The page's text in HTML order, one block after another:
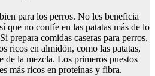
para los perros. No les beneficia
que no confíe en las patatas más de lo
prepara comidas caseras para perros,
ricos en almidón, como las patatas,
de la mezcla. Los primeros puestos
más ricos en proteínas y fibra.